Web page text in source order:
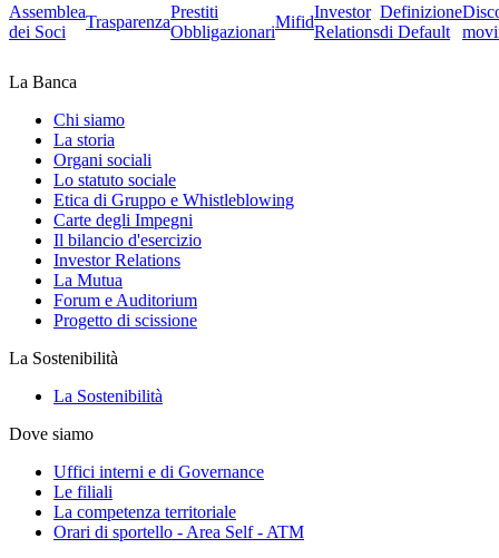
Assemblea
dei Soci
Trasparenza
Prestiti
Obbligazionari
Mifid
Investor
Relations
Definizione
di Default
La Banca
Chi siamo
La storia
Organi sociali
Lo statuto sociale
Etica di Gruppo e Whistleblowing
Carte degli Impegni
Il bilancio d'esercizio
Investor Relations
La Mutua
Forum e Auditorium
Progetto di scissione
La Sostenibilità
La Sostenibilità
Dove siamo
Uffici interni e di Governance
Le filiali
La competenza territoriale
Orari di sportello - Area Self - ATM